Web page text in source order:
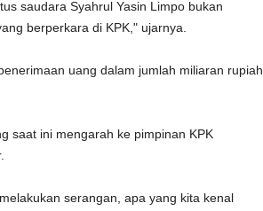
saudara Syahrul Yasin Limpo bukan
berperkara di KPK," ujarnya.
uang dalam jumlah miliaran rupiah
saat ini mengarah ke pimpinan KPK
serangan, apa yang kita kenal